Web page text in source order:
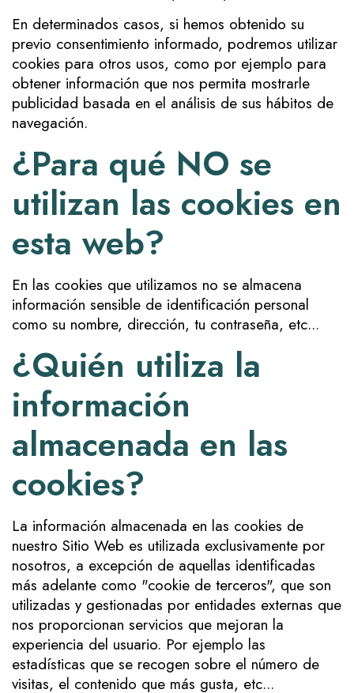
En determinados casos, si hemos obtenido su
previo consentimiento informado, podremos utilizar
cookies para otros usos, como por ejemplo para
obtener información que nos permita mostrarle
publicidad basada en el análisis de sus hábitos de
navegación.
¿Para qué NO se
utilizan las cookies en
esta web?
En las cookies que utilizamos no se almacena
información sensible de identificación personal
como su nombre, dirección, tu contraseña, etc...
¿Quién utiliza la
información
almacenada en las
cookies?
La información almacenada en las cookies de
nuestro Sitio Web es utilizada exclusivamente por
nosotros, a excepción de aquellas identificadas
más adelante como "cookie de terceros", que son
utilizadas y gestionadas por entidades externas que
nos proporcionan servicios que mejoran la
experiencia del usuario. Por ejemplo las
estadísticas que se recogen sobre el número de
visitas, el contenido que más gusta, etc...